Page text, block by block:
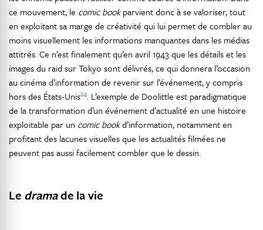
ce mouvement, le comic bookparvient donc à se valoriser, tout
en exploitant sa marge de créativité qui lui permet de combler au
moins visuellement les informations manquantes dans les médias
attitrés. Ce n’est finalement qu’en avril 1943 que les détails et les
images du raid sur Tokyo sont délivrés, ce qui donnera l’occasion
au cinéma d’information de revenir sur l’événement, y compris
hors des États-Unis24. L’exemple de Doolittle est paradigmatique
de la transformation d’un événement d’actualité en une histoire
exploitable par un comic bookd’information, notamment en
profitant des lacunes visuelles que les actualités filmées ne
peuvent pas aussi facilement combler que le dessin.
Le dramade la vie